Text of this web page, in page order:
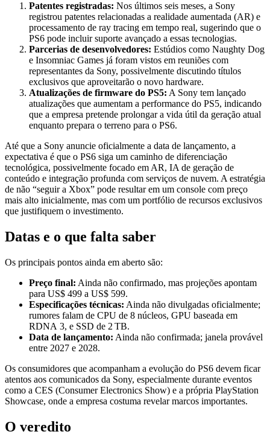
Patentes registradas: Nos últimos seis meses, a Sony
registrou patentes relacionadas a realidade aumentada (AR) e
processamento de ray tracing em tempo real, sugerindo que o
PS6 pode incluir suporte avançado a essas tecnologias.
Parcerias de desenvolvedores: Estúdios como Naughty Dog
e Insomniac Games já foram vistos em reuniões com
representantes da Sony, possivelmente discutindo títulos
exclusivos que aproveitarão o novo hardware.
Atualizações de firmware do PS5: A Sony tem lançado
atualizações que aumentam a performance do PS5, indicando
que a empresa pretende prolongar a vida útil da geração atual
enquanto prepara o terreno para o PS6.
Até que a Sony anuncie oficialmente a data de lançamento, a
expectativa é que o PS6 siga um caminho de diferenciação
tecnológica, possivelmente focado em AR, IA de geração de
conteúdo e integração profunda com serviços de nuvem. A estratégia
de não “seguir a Xbox” pode resultar em um console com preço
mais alto inicialmente, mas com um portfólio de recursos exclusivos
que justifiquem o investimento.
Datas e o que falta saber
Os principais pontos ainda em aberto são:
Preço final: Ainda não confirmado, mas projeções apontam
para US$ 499 a US$ 599.
Especificações técnicas: Ainda não divulgadas oficialmente;
rumores falam de CPU de 8 núcleos, GPU baseada em
RDNA 3, e SSD de 2 TB.
Data de lançamento: Ainda não confirmada; janela provável
entre 2027 e 2028.
Os consumidores que acompanham a evolução do PS6 devem ficar
atentos aos comunicados da Sony, especialmente durante eventos
como a CES (Consumer Electronics Show) e a própria PlayStation
Showcase, onde a empresa costuma revelar marcos importantes.
O veredito